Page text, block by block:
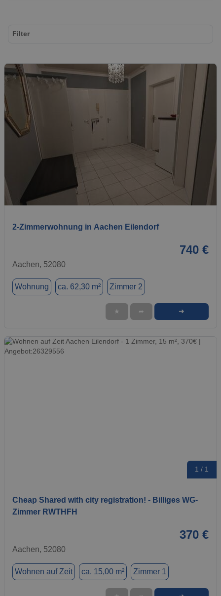
1 / 19
2-Zimmerwohnung in Aachen Eilendorf
740 €
Aachen, 52080
Wohnung ca. 62,30 m² Zimmer 2
★ ➦ ➜
1 / 1
Cheap Shared with city registration! - Billiges WG-
Zimmer RWTHFH
370 €
Aachen, 52080
Wohnen auf Zeit ca. 15,00 m² Zimmer 1
Filter